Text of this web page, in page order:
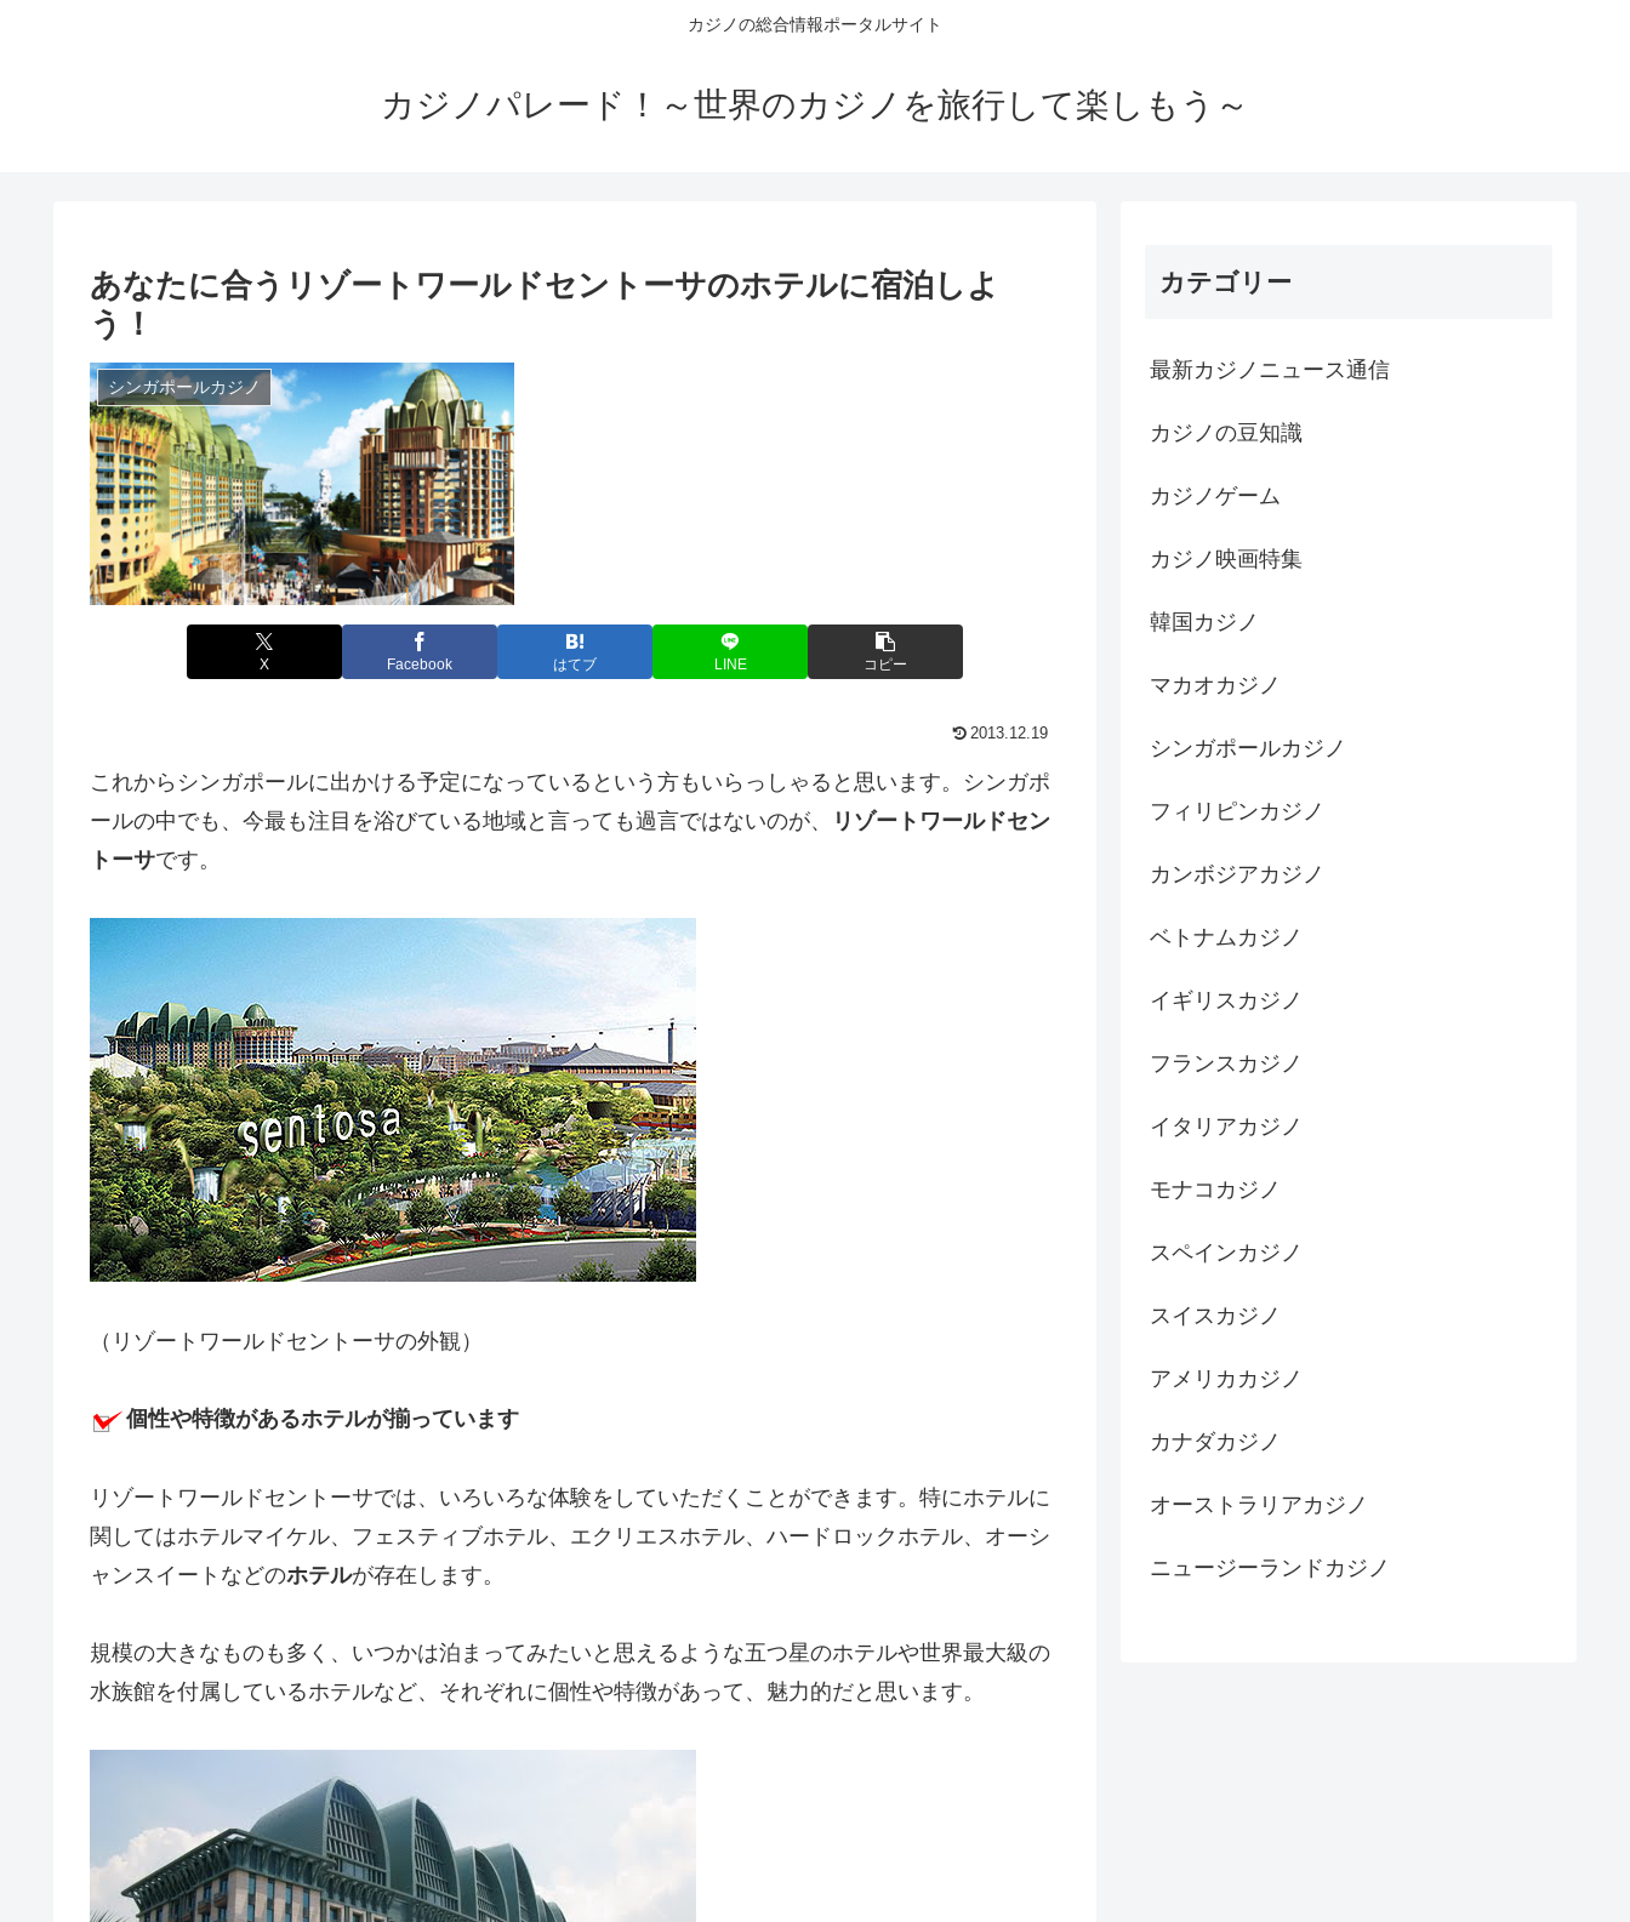
カジノの総合情報ポータルサイト
カジノパレード！～世界のカジノを旅行して楽しもう～
あなたに合うリゾートワールドセントーサのホテルに宿泊しよ
う！
シンガポールカジノ
X Facebook はてブ LINE コピー
2013.12.19
これからシンガポールに出かける予定になっているという方もいらっしゃると思います。シンガポ
ールの中でも、今最も注目を浴びている地域と言っても過言ではないのが、
リゾートワールドセン
トーサです。
（リゾートワールドセントーサの外観）
個性や特徴があるホテルが揃っています
リゾートワールドセントーサでは、いろいろな体験をしていただくことができます。特にホテルに
関してはホテルマイケル、フェスティブホテル、エクリエスホテル、ハードロックホテル、オーシ
ャンスイートなどのホテルが存在します。
規模の大きなものも多く、いつかは泊まってみたいと思えるような五つ星のホテルや世界最大級の
水族館を付属しているホテルなど、それぞれに個性や特徴があって、魅力的だと思います。
カテゴリー
最新カジノニュース通信
カジノの豆知識
カジノゲーム
カジノ映画特集
韓国カジノ
マカオカジノ
シンガポールカジノ
フィリピンカジノ
カンボジアカジノ
ベトナムカジノ
イギリスカジノ
フランスカジノ
イタリアカジノ
モナコカジノ
スペインカジノ
スイスカジノ
アメリカカジノ
カナダカジノ
オーストラリアカジノ
ニュージーランドカジノ